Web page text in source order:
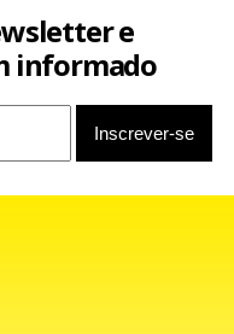
e
informado